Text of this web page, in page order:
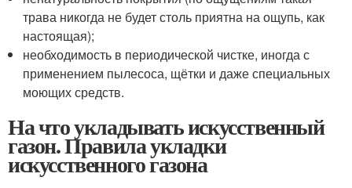
трава никогда не будет столь приятна на ощупь, как
настоящая);
необходимость в периодической чистке, иногда с
применением пылесоса, щётки и даже специальных
моющих средств.
На что укладывать искусственный
газон. Правила укладки
искусственного газона